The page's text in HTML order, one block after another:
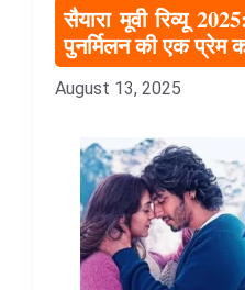
सैयारा मूवी रिव्यू
पुनर्मिलन की एक प्रेम
August 13, 2025